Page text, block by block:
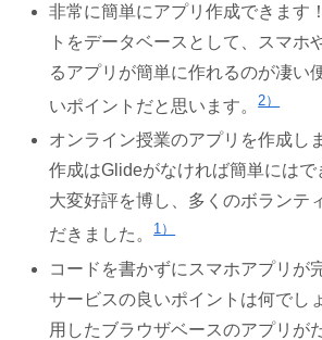
非常に簡単にアプリ作成できます
トをデータベースとして、スマホ
るアプリが簡単に作れるのが凄い
いポイントだと思います。2）
オンライン授業のアプリを作成し
作成はGlideがなければ簡単にはで
大変好評を博し、多くのボランテ
だきました。1）
コードを書かずにスマホアプリが
サービスの良いポイントは何でし
用したブラウザベースのアプリが